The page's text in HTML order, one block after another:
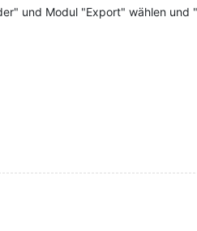
und Modul "Export" wählen und